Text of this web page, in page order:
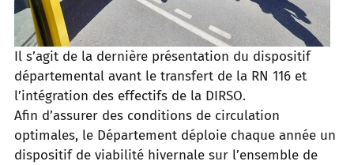
Il s’agit de la dernière présentation du dispositif
départemental avant le transfert de la RN 116 et
l’intégration des effectifs de la DIRSO.
Afin d’assurer des conditions de circulation
optimales, le Département déploie chaque année un
dispositif de viabilité hivernale sur l’ensemble de